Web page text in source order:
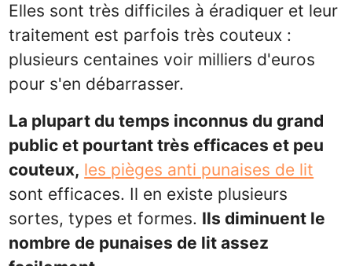
Elles sont très difficiles à éradiquer et leur
traitement est parfois très couteux :
plusieurs centaines voir milliers d'euros
pour s'en débarrasser.
La plupart du temps inconnus du grand
public et pourtant très efficaces et peu
couteux, les pièges anti punaises de lit
sont efficaces. Il en existe plusieurs
sortes, types et formes. Ils diminuent le
nombre de punaises de lit assez